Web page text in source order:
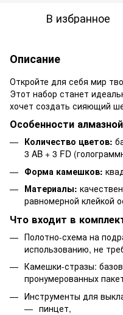
В избранное
Описание
Откройте для себя мир
Этот набор станет
хочет создать сияющий
Особенности
Количество цветов:
3 AB + 3 FD
Форма камешков:
Материалы:
равномерной клейкой
Что входит в
Полотно-схема на
использованию, не
Камешки-стразы:
пронумерованных
Инструменты для
пинцет,